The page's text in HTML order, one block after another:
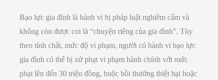
Bạo lực gia đình là hành vi bị pháp luật nghiêm cấm và
không còn được coi là “chuyện riêng của gia đình”. Tùy
theo tính chất, mức độ vi phạm, người có hành vi bạo lực
gia đình có thể bị xử phạt vi phạm hành chính với mức
phạt lên đến 30 triệu đồng, buộc bồi thường thiệt hại hoặc